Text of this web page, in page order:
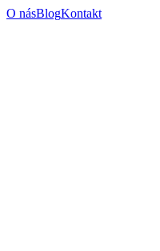
O násBlogKontakt